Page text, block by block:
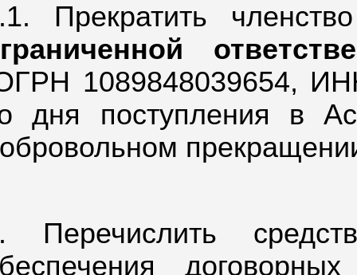
Прекратить
1089848039654,
дня поступления в
Перечислить